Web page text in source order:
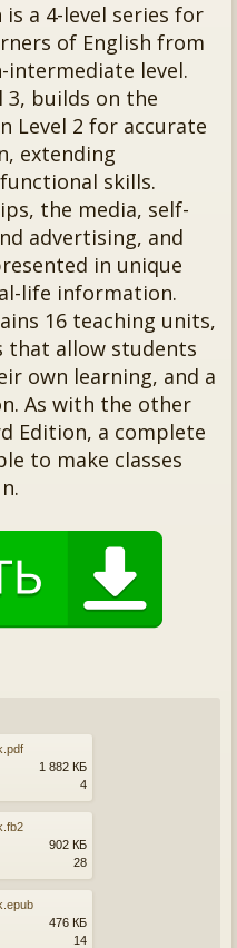
a 4-level series for
of English from
level.
3, builds on the
Level 2 for accurate
extending
skills.
the media, self-
advertising, and
in unique
life information.
16 teaching units,
that allow students
own learning, and a
As with the other
Edition, a complete
to make classes
1 882 КБ
4
902 КБ
28
476 КБ
14